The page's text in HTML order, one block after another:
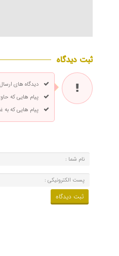
ثبت دیدگاه
دیدگاه های
پیام هایی که
پیام هایی که به